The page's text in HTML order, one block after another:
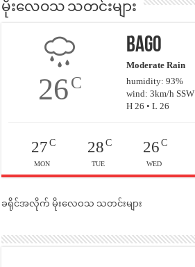
မိုးလေဝသ သတင်းများ
26C
Bago
Moderate Rain
humidity: 93%
wind: 3km/h SSW
H 26 • L 26
27C
MON
28C
TUE
26 C
WED
ခရိုင်အလိုက် မိုးလေဝသ သတင်းများ